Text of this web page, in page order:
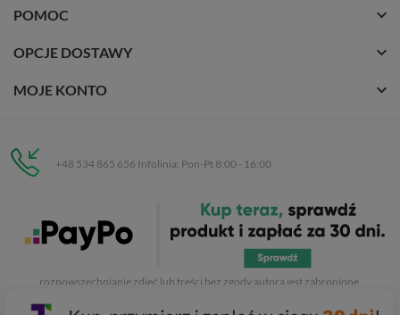
POMOC
OPCJE DOSTAWY
MOJE KONTO
+48 534 865 656 Infolinia: Pon-Pt 8:00 - 16:00
C.H. Respan, Rejtana 53a/250
35-326 Rzeszów
. Kopiowanie, przetwarzanie,
rozpowszechnianie zdjęć lub treści bez zgody autora jest zabronione.